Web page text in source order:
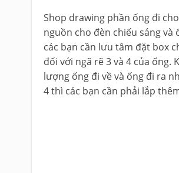
Shop drawing phần ống đi
nguồn cho đèn chiếu sáng và
các bạn cần lưu tâm đặt box
đối với ngã rẽ 3 và 4 của ống.
lượng ống đi về và ống đi ra
4 thì các bạn cần phải lắp